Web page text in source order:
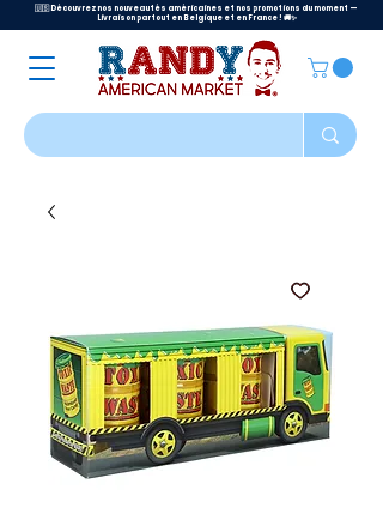
🇺🇸 Découvrez nos nouveautés américaines et nos promotions du moment —
Livraison partout en Belgique et en France ! 🚚✨